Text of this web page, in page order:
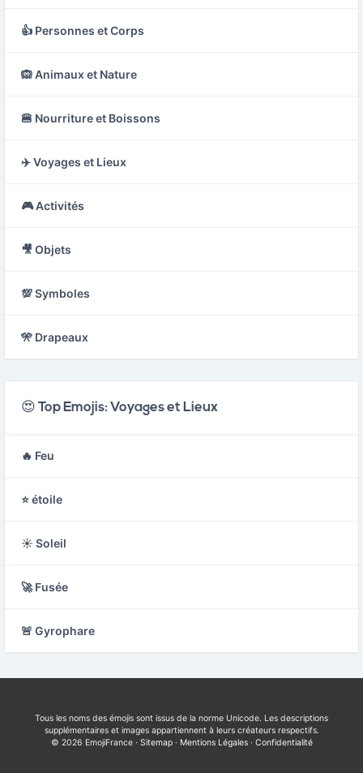
👍 Personnes et Corps
🙉 Animaux et Nature
🍔 Nourriture et Boissons
✈️ Voyages et Lieux
🎮 Activités
🎥 Objets
💯 Symboles
🎌 Drapeaux
😍 Top Emojis: Voyages et Lieux
🔥 Feu
⭐ étoile
☀️ Soleil
🚀 Fusée
🚨 Gyrophare
Tous les noms des émojis sont issus de la norme Unicode. Les descriptions
supplémentaires et images appartiennent à leurs créateurs respectifs.
© 2026 EmojiFrance · Sitemap· Mentions Légales· Confidentialité